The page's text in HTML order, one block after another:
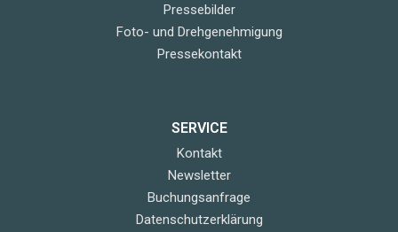
Pressebilder
Foto- und Drehgenehmigung
Pressekontakt
SERVICE
Kontakt
Newsletter
Buchungsanfrage
Datenschutzerklärung